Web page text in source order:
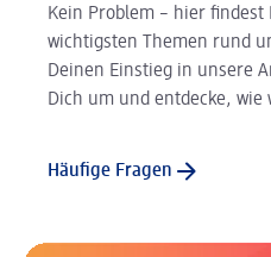
Kein Problem – hier
wichtigsten Themen rund
Deinen Einstieg in unsere
Dich um und entdecke, wie
Häufige Fragen